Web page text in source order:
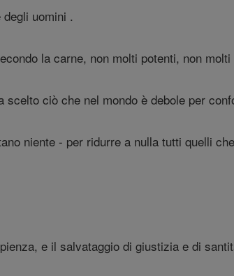
uomini .
la carne, non molti potenti, non molti
ciò che nel mondo è debole per
niente - per ridurre a nulla tutti quelli
e il salvataggio di giustizia e di